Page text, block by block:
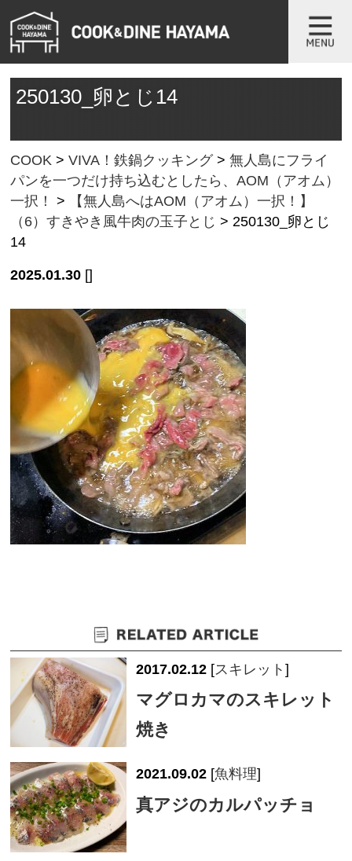
250130_卵とじ14
COOK >VIVA！鉄鍋クッキング>無人島にフライ
パンを一つだけ持ち込むとしたら、AOM（アオム）
一択！
>
【無人島へはAOM（アオム）一択！】
（6）すきやき風牛肉の玉子とじ > 250130_卵とじ
14
2025.01.30 []
2017.02.12 [スキレット]
マグロカマのスキレット
焼き
2021.09.02 [魚料理]
真アジのカルパッチョ